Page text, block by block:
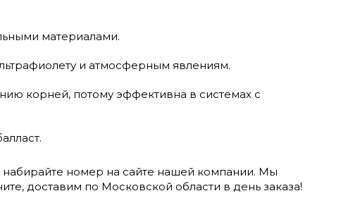
материалами.
и атмосферным явлениям.
корней, потому эффективна в системах с
набирайте номер на сайте нашей компании. Мы
доставим по Московской области в день заказа!